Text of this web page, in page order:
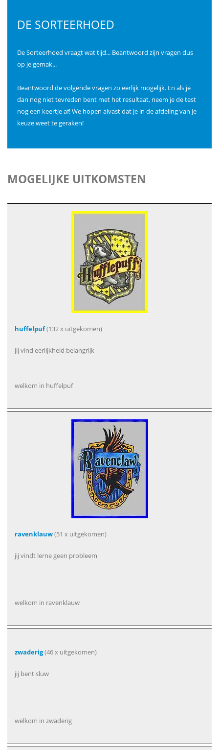
DE SORTEERHOED
De Sorteerhoed vraagt wat tijd... Beantwoord zijn vragen dus
op je gemak...
Beantwoord de volgende vragen zo eerlijk mogelijk. En als je
dan nog niet tevreden bent met het resultaat, neem je de test
nog een keertje af! We hopen alvast dat je in de afdeling van je
keuze weet te geraken!
MOGELIJKE UITKOMSTEN
huffelpuf(132 x uitgekomen)
jij vind eerlijkheid belangrijk
welkom in huffelpuf
ravenklauw(51 x uitgekomen)
jij vindt lerne geen probleem
welkom in ravenklauw
zwaderig(46 x uitgekomen)
jij bent sluw
welkom in zwaderig